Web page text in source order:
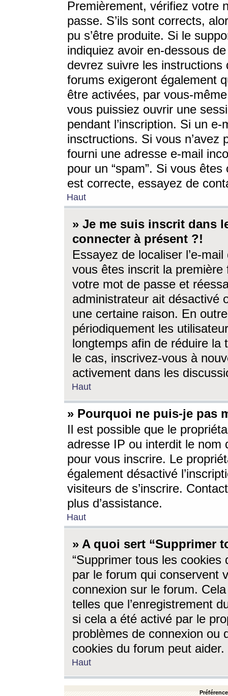
Premièrement, vérifiez votre
passe. S’ils sont corrects,
pu s’être produite. Si le
indiquiez avoir en-dessous
devrez suivre les
forums exigeront également
être activées, par vous-
vous puissiez ouvrir une
pendant l’inscription. Si un
insctructions. Si vous n’avez
fourni une adresse e-mail
pour un “spam”. Si vous
est correcte, essayez de
Haut
» Je me suis inscrit dans
connecter à présent ?!
Essayez de localiser l’e-
vous êtes inscrit la première
votre mot de passe et
administrateur ait désactivé
une certaine raison. En
périodiquement les
longtemps afin de réduire la
le cas, inscrivez-vous à
activement dans les
Haut
» Pourquoi ne puis-je pas
Il est possible que le
adresse IP ou interdit le nom
pour vous inscrire. Le
également désactivé
visiteurs de s’inscrire.
plus d’assistance.
Haut
» A quoi sert “Supprimer
“Supprimer tous les cookies
par le forum qui conservent
connexion sur le forum.
telles que l’enregistrement
si cela a été activé par le
problèmes de connexion ou
cookies du forum peut aider.
Haut